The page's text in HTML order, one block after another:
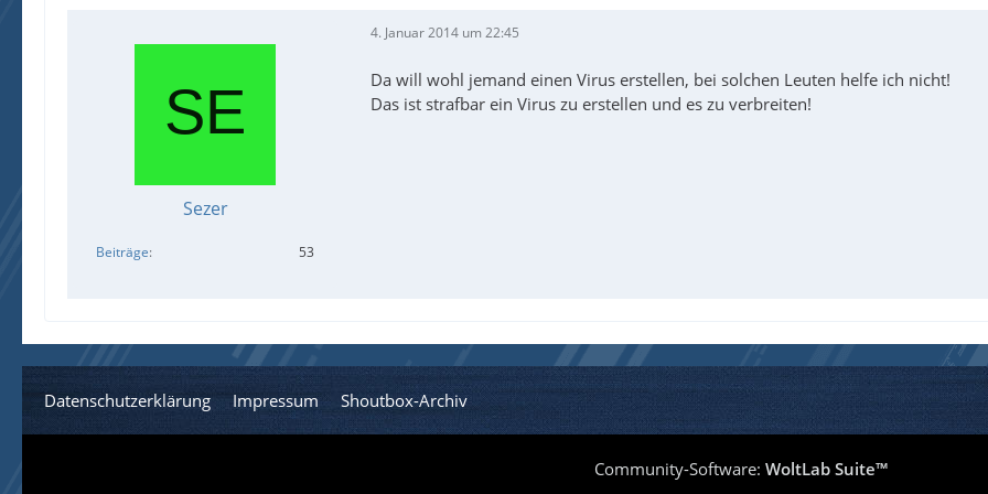
Sezer
Beiträge 53
4. Januar 2014 um 22:45
Da will wohl jemand einen Virus erstellen, bei solchen Leuten helfe ich nicht!
Das ist strafbar ein Virus zu erstellen und es zu verbreiten!
Datenschutzerklärung Impressum Shoutbox-Archiv
Community-Software: WoltLab Suite™